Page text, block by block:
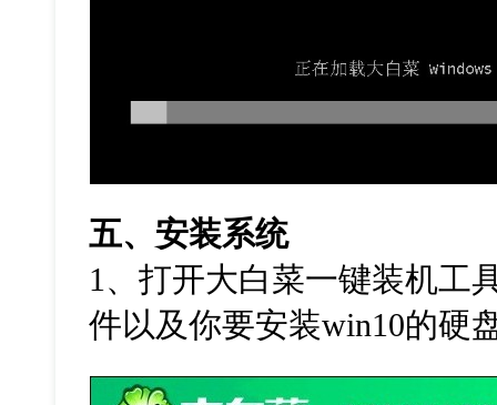
五、安装系统
1 、打开大白菜一键装机工
件以及你要安装win10的硬